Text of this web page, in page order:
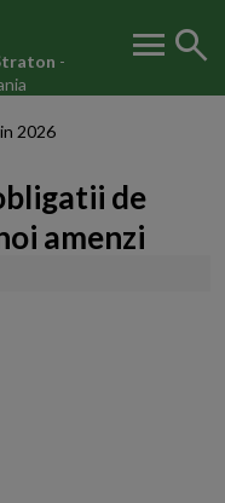
-
menu search
2026
de
amenzi